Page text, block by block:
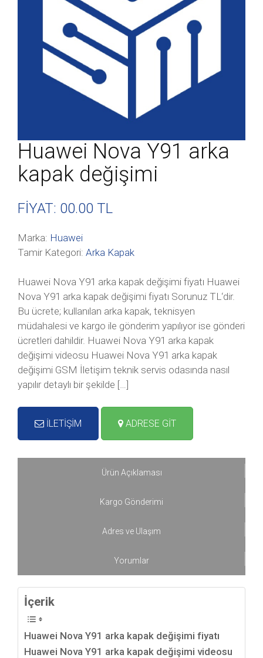
Huawei Nova Y91 arka
kapak değişimi
FİYAT: 00.00 TL
Marka: Huawei
Tamir Kategori: Arka Kapak
Huawei Nova Y91 arka kapak değişimi fiyatı Huawei
Nova Y91 arka kapak değişimi fiyatı Sorunuz TL‘dir.
Bu ücrete; kullanılan arka kapak, teknisyen
müdahalesi ve kargo ile gönderim yapılıyor ise gönderi
ücretleri dahildir. Huawei Nova Y91 arka kapak
değişimi videosu Huawei Nova Y91 arka kapak
değişimi GSM İletişim teknik servis odasında nasıl
yapılır detaylı bir şekilde […]
İLETİŞİM ADRESE GİT
Ürün Açıklaması
Kargo Gönderimi
Adres ve Ulaşım
Yorumlar
İçerik
Huawei Nova Y91 arka kapak değişimi fiyatı
Huawei Nova Y91 arka kapak değişimi videosu